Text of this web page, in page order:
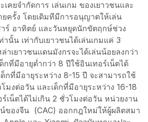
คยจำกัดการ เล่นเกม ของเยาวชนและ
ครั้ง โดยเดิมทีมีการอนุญาตให้เล่น
าร์ อาทิตย์ และวันหยุดนักขัตฤกษ์ช่วง
านั้น เท่ากับเยาวชนได้เล่นเกมแค่ 3
าเยาวชนแดนมังกรจะได้เล่นน้อยลงกว่า
กที่มีอายุต่ำกว่า 8 ปีใช้อินเทอร์เน็ตได้
กที่มีอายุระหว่าง 8-15 ปี จะสามารถใช้
มงต่อวัน และเด็กที่มีอายุระหว่าง 16-18
เน็ตได้ไม่เกิน 2 ชั่วโมงต่อวัน หน่วยงาน
ของจีน (CAC) ออกกฎใหม่ให้ผู้ผลิตสมา